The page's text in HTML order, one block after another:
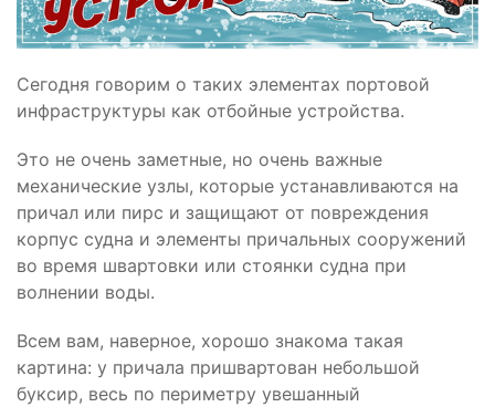
Сегодня говорим о таких элементах портовой
инфраструктуры как отбойные устройства.
Это не очень заметные, но очень важные
механические узлы, которые устанавливаются на
причал или пирс и защищают от повреждения
корпус судна и элементы причальных сооружений
во время швартовки или стоянки судна при
волнении воды.
Всем вам, наверное, хорошо знакома такая
картина: у причала пришвартован небольшой
буксир, весь по периметру увешанный